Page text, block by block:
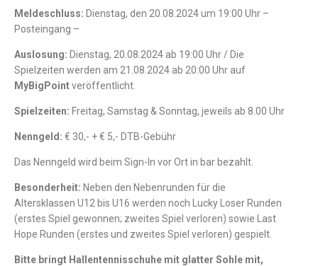
Meldeschluss: Dienstag, den 20.08.2024 um 19:00 Uhr –
Posteingang –
Auslosung: Dienstag, 20.08.2024 ab 19:00 Uhr / Die
Spielzeiten werden am 21.08.2024 ab 20:00 Uhr auf
MyBigPointveröffentlicht.
Spielzeiten: Freitag, Samstag & Sonntag, jeweils ab 8.00 Uhr
Nenngeld: € 30,- + € 5,- DTB-Gebühr
Das Nenngeld wird beim Sign-In vor Ort in bar bezahlt.
Besonderheit: Neben den Nebenrunden für die
Altersklassen U12 bis U16 werden noch Lucky Loser Runden
(erstes Spiel gewonnen; zweites Spiel verloren) sowie Last
Hope Runden (erstes und zweites Spiel verloren) gespielt.
Bitte bringt Hallentennisschuhe mit glatter Sohle mit,